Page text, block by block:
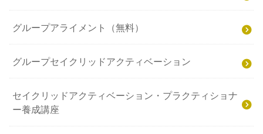
グループアライメント（無料）
グループセイクリッドアクティベーション
セイクリッドアクティベーション・プラクティショナ
ー養成講座